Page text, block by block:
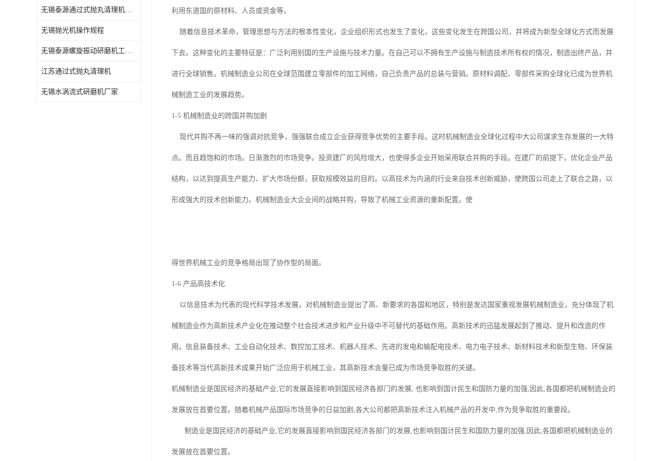
无锡泰源通过式抛丸清理机怎么维护
无锡抛光机操作规程
无锡泰源螺旋振动研磨机工艺流程
江苏通过式抛丸清理机
无锡水涡流式研磨机厂家
利用东道国的原材料、人员或资金等。
随着信息技术革命，管理思想与方法的根本性变化，企业组织形式也发生了变化，这些变化发生在跨国公司，并将成为新型全球化方式而发展
下去。这种变化的主要特征是：广泛利用别国的生产设施与技术力量。在自己可以不拥有生产设施与制造技术所有权的情况，制造出终产品，并
进行全球销售。机械制造业公司在全球范围建立零部件的加工网络，自己负责产品的总装与营销。原材料调配、零部件采购全球化已成为世界机
械制造工业的发展趋势。
1-5 机械制造业的跨国并购加剧
现代并购不再一味的强调对抗竞争，强强联合成立企业获得竞争优势的主要手段。这时机械制造业全球化过程中大公司谋求生存发展的一大特
点。而且趋饱和的市场。日渐激烈的市场竞争。投资建厂的风险增大，也使得多企业开始采用联合并购的手段。在建厂的前提下，优化企业产品
结构，以达到提高生产能力、扩大市场份额，获取规模效益的目的。以高技术为内涵的行业来自技术创新威胁，使跨国公司走上了联合之路，以
形成强大的技术创新能力。机械制造业大企业间的战略并购，导致了机械工业资源的重新配置。使
得世界机械工业的竞争格局出现了协作型的局面。
1-6 产品高技术化
以信息技术为代表的现代科学技术发展，对机械制造业提出了高、新要求的各国和地区，特别是发达国家重视发展机械制造业，充分体现了机
械制造业作为高新技术产业化在推动整个社会技术进步和产业升级中不可替代的基础作用。高新技术的迅猛发展起到了推动、提升和改造的作
用。信息装备技术、工业自动化技术、数控加工技术、机器人技术、先进的发电和输配电技术、电力电子技术、新材料技术和新型生物、环保装
备技术等当代高新技术成果开始广泛应用于机械工业，其高新技术含量已成为市场竞争取胜的关键。
机械制造业是国民经济的基础产业,它的发展直接影响到国民经济各部门的发展, 也影响到国计民生和国防力量的加强,因此,各国都把机械制造业的
发展放在首要位置。随着机械产品国际市场竞争的日益加剧,各大公司都把高新技术注入机械产品的开发中,作为竞争取胜的重要段。
制造业是国民经济的基础产业,它的发展直接影响到国民经济各部门的发展,也影响到国计民生和国防力量的加强,因此,各国都把机械制造业的
发展放在首要位置。